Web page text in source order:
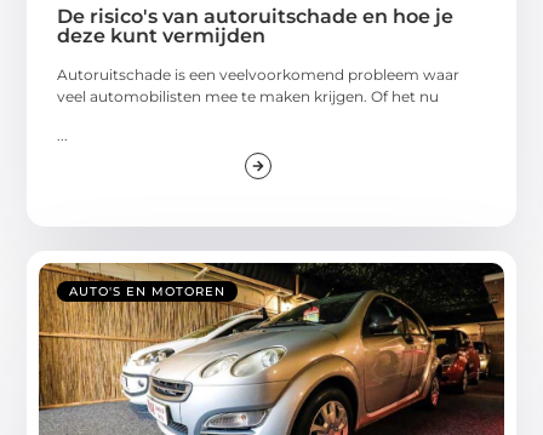
De risico's van autoruitschade en hoe je
deze kunt vermijden
Autoruitschade is een veelvoorkomend probleem waar
veel automobilisten mee te maken krijgen. Of het nu
...
AUTO'S EN MOTOREN